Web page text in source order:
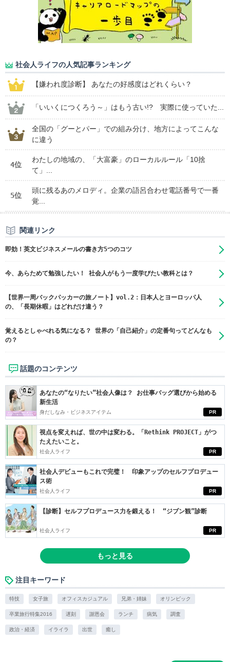
社会人ライフの人気記事ランキング
【嫌われ度診断】 あなたの好感度はどれくらい？
「いいくにつくろう～」はもう古い!? 実際に使っていた...
全国の「グーとパー」での組み分け、地方によってこんな
に違う
4位
わたしの地域の、「大富豪」のローカルルール「10捨
て」...
5位
頭に残るあのメロディ。企業の語呂合わせ電話番号で一番
覚...
関連リンク
即効！英文ビジネスメールの書き方5つのコツ
今、あらためて勉強したい！ 社会人がもう一度学びたい教科とは？
【世界一周バックパッカーの旅ノート】vol.2：日本人とヨーロッパ人
の、「長期休暇」はどれだけ違う？
覚えるとしゃべれる気になる？ 世界の「自己紹介」の定番句ってどんなも
の？
話題のコンテンツ
PR
あなたの“なりたい”社会人像は？ お仕事バッグ選びから始める
新生活
身だしなみ・ビジネスアイテム
PR
視点を変えれば、世の中は変わる。「Rethink PROJECT」がつ
たえたいこと。
社会人ライフ
PR
社会人デビューもこれで完璧！ 印象アップのセルフプロデュー
ス術
社会人ライフ
PR
【診断】セルフプロデュース力を鍛える！ “ジブン観”診断
社会人ライフ
もっと見る
注目キーワード
特技 女子旅 オフィスカジュアル 兄弟・姉妹 オリンピック
卒業旅行特集2016 遅刻 謝恩会 ランチ 病気 調査
政治・経済 イライラ 出世 癒し